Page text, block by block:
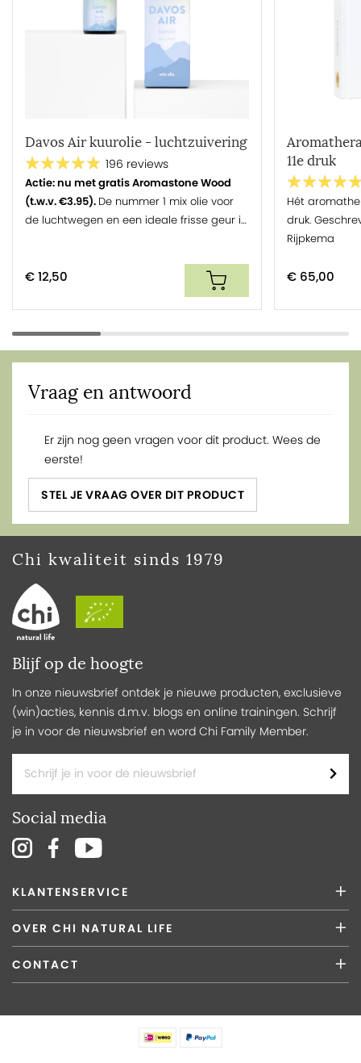
Davos Air kuurolie - luchtzuivering
196 reviews
Actie: nu met gratis Aromastone Wood
(t.w.v. €3.95). De nummer 1 mix olie voor
de luchtwegen en een ideale frisse geur in
€ 12,50
11e druk
Hét
druk.
Rijpkema
€ 65,00
Vraag en antwoord
Er zijn nog geen vragen voor dit product. Wees de
eerste!
STEL JE VRAAG OVER DIT PRODUCT
Blijf op de hoogte
In onze nieuwsbrief ontdek je nieuwe producten, exclusieve
(win)acties, kennis d.m.v. blogs en online trainingen. Schrijf
je in voor de nieuwsbrief en word Chi Family Member.
Social media
Chi kwaliteit sinds 1979
KLANTENSERVICE
OVER CHI NATURAL LIFE
CONTACT